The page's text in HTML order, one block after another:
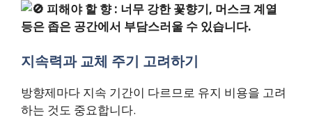
피해야 할 향 : 너무 강한 꽃향기, 머스크 계열
등은 좁은 공간에서 부담스러울 수 있습니다.
지속력과 교체 주기 고려하기
방향제마다 지속 기간이 다르므로 유지 비용을 고려
하는 것도 중요합니다.